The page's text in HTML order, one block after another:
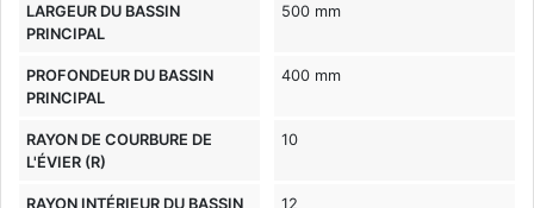
LARGEUR DU BASSIN
PRINCIPAL
500 mm
PROFONDEUR DU BASSIN
PRINCIPAL
400 mm
RAYON DE COURBURE DE
L'ÉVIER (R)
10
RAYON INTÉRIEUR DU BASSIN
12